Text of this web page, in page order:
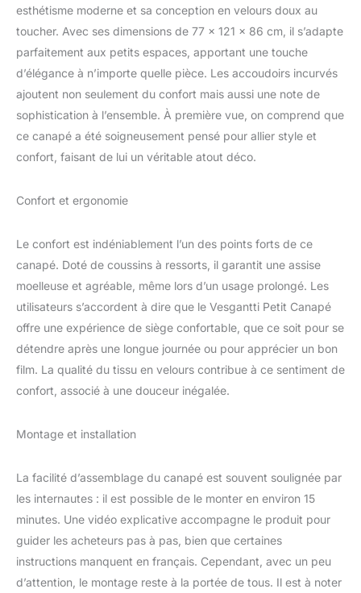
offre un soutien et une
sensation de coussin, ce
qui améliore le confort
général du canapé. Les
ressorts aident à
absorber l'impact d'une
utilisation répétée et
de se détériorer
rapidement. Cela
Mousse haute résilience
- Ce canapé de salon en
mousse de qualité
supérieure offre une
assise confortable et un
soutien stable pour votre
corps. La haute résilience
signifie qu'il peut résister
conservant sa forme et
Cadre de canapé solide -
Nos cadres de canapé 2
places sont fabriqués en
bois robuste de haute
qualité, qui est moins
susceptible de se
déformer ou de se
esthétisme moderne et sa conception en velours doux au
toucher. Avec ses dimensions de 77 x 121 x 86 cm, il s’adapte
parfaitement aux petits espaces, apportant une touche
d’élégance à n’importe quelle pièce. Les accoudoirs incurvés
ajoutent non seulement du confort mais aussi une note de
sophistication à l’ensemble. À première vue, on comprend que
ce canapé a été soigneusement pensé pour allier style et
confort, faisant de lui un véritable atout déco.
Confort et ergonomie
Le confort est indéniablement l’un des points forts de ce
canapé. Doté de coussins à ressorts, il garantit une assise
moelleuse et agréable, même lors d’un usage prolongé. Les
utilisateurs s’accordent à dire que le Vesgantti Petit Canapé
offre une expérience de siège confortable, que ce soit pour se
détendre après une longue journée ou pour apprécier un bon
film. La qualité du tissu en velours contribue à ce sentiment de
confort, associé à une douceur inégalée.
Montage et installation
La facilité d’assemblage du canapé est souvent soulignée par
les internautes : il est possible de le monter en environ 15
minutes. Une vidéo explicative accompagne le produit pour
guider les acheteurs pas à pas, bien que certaines
instructions manquent en français. Cependant, avec un peu
d’attention, le montage reste à la portée de tous. Il est à noter